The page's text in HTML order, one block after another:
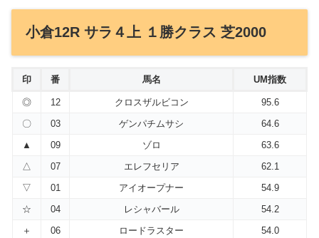
小倉12R サラ４上 １勝クラス 芝2000
印 番 馬名 UM指数
◎ 12 クロスザルビコン
95.6
〇
03 ゲンパチムサシ
64.6
▲
09 ゾロ
63.6
△
07 エレフセリア
62.1
▽
01 アイオープナー
54.9
☆
04 レシャバール
54.2
＋
06 ロードラスター
54.0